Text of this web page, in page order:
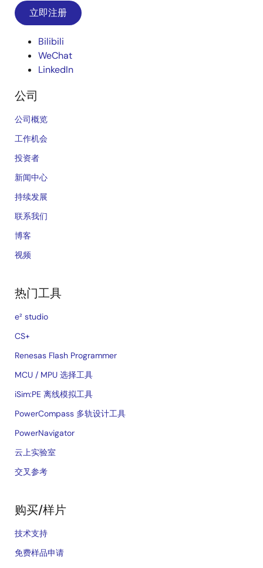
立即注册
Bilibili
WeChat
LinkedIn
公司
公司概览
工作机会
投资者
新闻中心
持续发展
联系我们
博客
视频
热门工具
e² studio
CS+
Renesas Flash Programmer
MCU / MPU 选择工具
iSim:PE 离线模拟工具
PowerCompass 多轨设计工具
PowerNavigator
云上实验室
交叉参考
购买/样片
技术支持
免费样品申请